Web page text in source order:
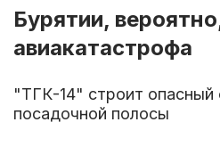
Бурятии,
авиакатастрофа
"ТГК-14" строит опасный
посадочной полосы